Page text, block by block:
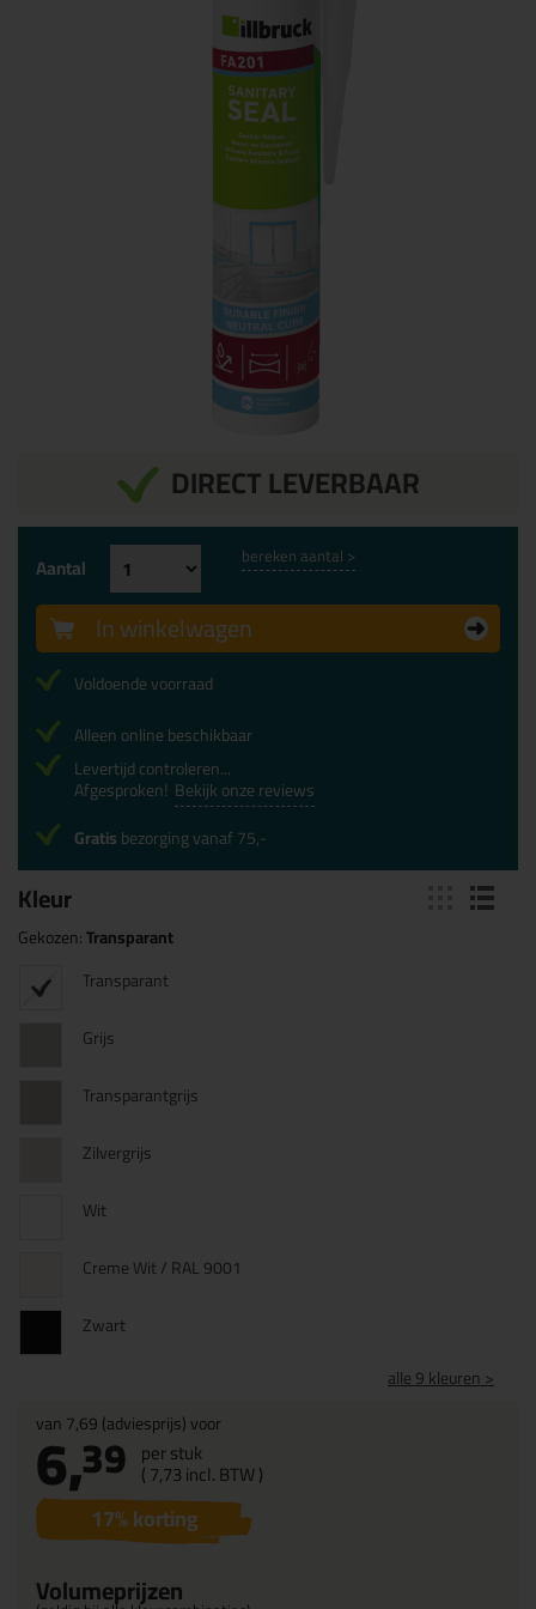
DIRECT LEVERBAAR
Kleur
Gekozen:Transparant
Transparant
Grijs
Transparantgrijs
Zilvergrijs
Wit
Creme Wit / RAL 9001
Zwart
alle 9 kleuren >
van7,69(adviesprijs) voor
6,39 per stuk
(7,73incl. BTW )
17% korting
Volumeprijzen
Aantal bereken aantal >
In winkelwagen
Voldoende voorraad
Alleen online beschikbaar
Levertijd controleren...
Afgesproken! Bekijk onze reviews
Gratisbezorging vanaf 75,-